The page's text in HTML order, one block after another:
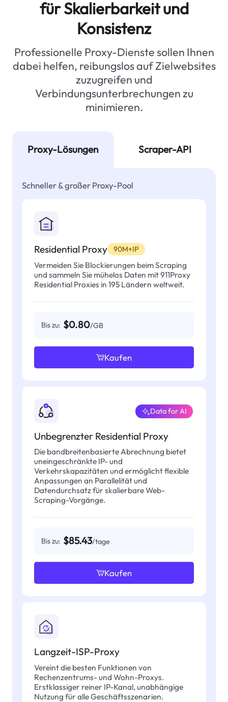
für Skalierbarkeit und
Konsistenz
Professionelle Proxy-Dienste sollen Ihnen
dabei helfen, reibungslos auf Zielwebsites
zuzugreifen und
Verbindungsunterbrechungen zu
minimieren.
Proxy-Lösungen Scraper-API
Schneller & großer Proxy-Pool
Residential Proxy 90M+IP
Vermeiden Sie Blockierungen beim Scraping
und sammeln Sie mühelos Daten mit 911Proxy
Residential Proxies in 195 Ländern weltweit.
Bis zu: $0.80/GB
Kaufen
Unbegrenzter Residential Proxy
Data for AI
Die bandbreitenbasierte Abrechnung bietet
uneingeschränkte IP- und
Verkehrskapazitäten und ermöglicht flexible
Anpassungen an Parallelität und
Datendurchsatz für skalierbare Web-
Scraping-Vorgänge.
Bis zu: $85.43/tage
Kaufen
Langzeit-ISP-Proxy
Vereint die besten Funktionen von
Rechenzentrums- und Wohn-Proxys.
Erstklassiger reiner IP-Kanal, unabhängige
Nutzung für alle Geschäftsszenarien.